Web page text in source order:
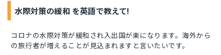
水際対策の緩和 を英語で教えて!
コロナの水際対策が緩和され入出国が楽になります。海外から
の旅行者が増えることが見込まれますと言いたいです。